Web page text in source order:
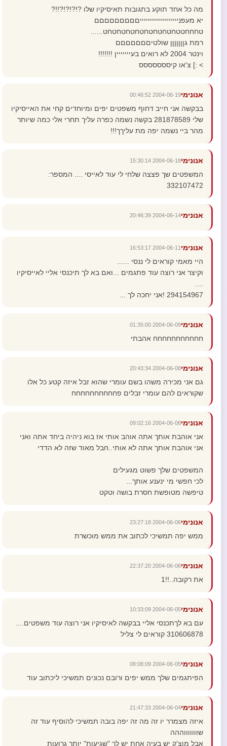
מה כל אחד תוקע בתגובות תאיסיקיו שלו ?!?!?!?!!?
יא מעפניייייייייייייייייייםםםםםםםםם
טחחחטטחטחטחטחטחטחטחטחט......
רמת גןןןןןןן שולטיםםםםםםם
וינטר 2004 לא רואים בעייייייין !!!!!!!
> :] צ'או קיססססססס
אנונימי2004-06-19 00:46:52
בבקשה אני חייב דחוף משפטים יפים ומיוחדים קחי את האייסיקיו
שלי 281878589 בקשה נשמה כפרה עליך תחרי אלי כמה שיותר
מהר ביי נשמה יפה מת עליךך!!!
אנונימי2004-06-18 15:30:14
המשפטים שך פצצה שלחי לי עוד לאייסי .... המספר:
332107472
אנונימי2004-06-14 20:46:39
אנונימי 2004-06-11 16:53:17
היי מאמי קוראים לי ננסי ......
וקיצר אני רוצה עוד פתגמים ...ואם בא לך תיכנסי אליי לאייסיקיו
294154967 !אני יחכה לך ...
אנונימי2004-06-09 01:35:00
חחחחחחחחחחח אהבתי
אנונימי2004-06-08 20:43:34
גם אני מכירה משהו בשם עומרי שהוא זבל איזה קטע כל אלו
שקוראים להם עומרי זבלים פחחחחחחחחחח
אנונימי2004-06-08 09:02:16
אני אוהבת אותך אתה אוהב אותי אז בוא ניהיה ביחד אתה ואני
אני אוהבת אותך אתה לא אותי..חבל מאוד שזה לא הדדי
המשפטים שלך פשוט מגעילים
לכי חפשי מי ינענע אותך...
טיפשה מטופשת חסרת בושה וטקט
אנונימי2004-06-06 23:27:18
ממש יפה תמשיכי לכתוב את ממש מוכשרת
אנונימי2004-06-06 22:37:20
את רקובה..!!1
אנונימי2004-06-05 10:33:09
עם בא לךתכנסי אליי בבקשה לאיסיקיו אני רוצה עוד משפטים....
310606878 קוראים לי צליל
אנונימי2004-06-05 08:08:09
הפיתגמים שלך ממש יפים ורובם נכונים תמשיכי ליכתוב עוד
אנונימי2004-06-04 21:47:33
איזה מצמרר יו זה מה זה יפה בובה תמשיכי להוסיף עוד זה
שוווווווההה
אבל מוצ'ק יש בעיה אחת יש לך "שגיעות" יותר גרועות